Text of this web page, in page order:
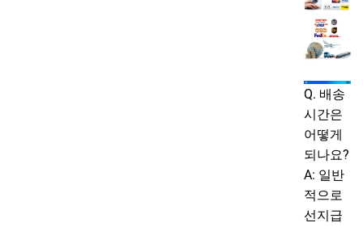
Q. 배송
시간은
어떻게
되나요?
A: 일반
적으로
선지급